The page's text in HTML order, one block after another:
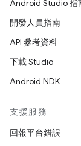
Android Studio 指
開發人員指南
API 參考資料
下載 Studio
Android NDK
支援服務
回報平台錯誤